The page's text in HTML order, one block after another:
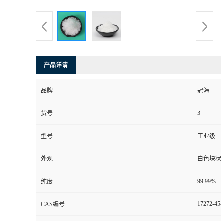
产品详请
品牌 冠海
货号 3
型号 工业级
外观 白色块
纯度 99.99%
CAS编号 17272-